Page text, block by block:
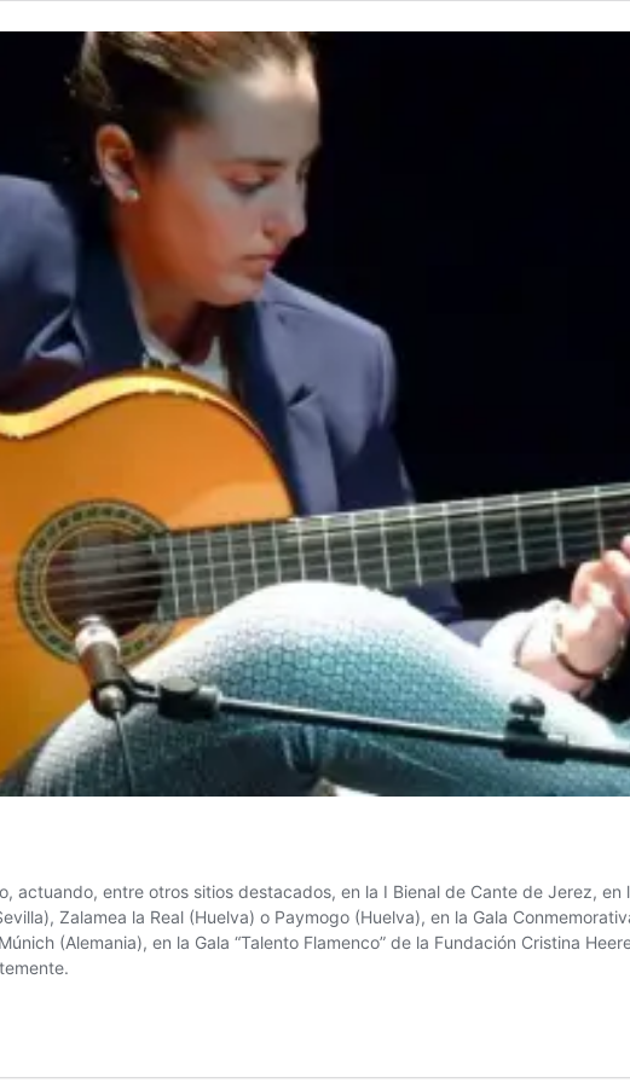
entre otros sitios destacados, en la I Bienal de Cante de Jerez, en
Zalamea la Real (Huelva) o Paymogo (Huelva), en la Gala
(Alemania), en la Gala “Talento Flamenco” de la Fundación Cristina